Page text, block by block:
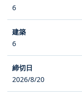
6
6
2026/8/20